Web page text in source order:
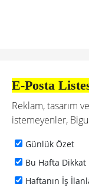
E-Posta
Reklam, tasarım
istemeyenler,
Günlük Özet
Bu Hafta Dikkat
Haftanın İş